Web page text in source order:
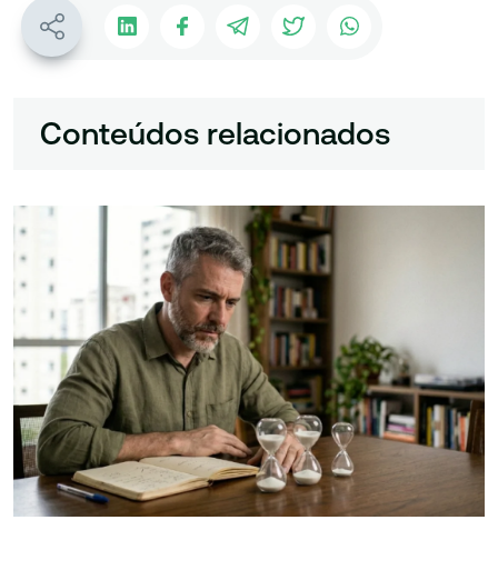
Conteúdos relacionados